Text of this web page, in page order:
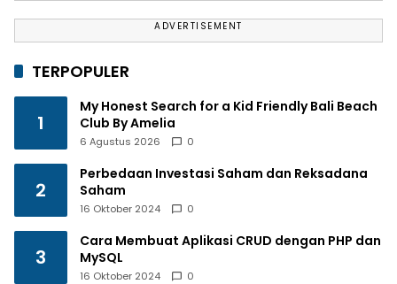
ADVERTISEMENT
TERPOPULER
1
My Honest Search for a Kid Friendly Bali Beach
Club By Amelia
6 Agustus 2026 0
2
Perbedaan Investasi Saham dan Reksadana
Saham
16 Oktober 2024 0
3
Cara Membuat Aplikasi CRUD dengan PHP dan
MySQL
16 Oktober 2024 0